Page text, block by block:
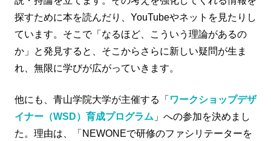
探すために本を読んだり、YouTubeやネットを見たりし
ています。そこで「なるほど、こういう理論があるの
か」と発見すると、そこからさらに新しい疑問が生ま
れ、無限に学びが広がっていきます。
他にも、青山学院大学が主催する「 ワークショップデザ
イナー（WSD）育成プログラム 」への参加を決めまし
た。理由は、「NEWONEで研修のファシリテーターを